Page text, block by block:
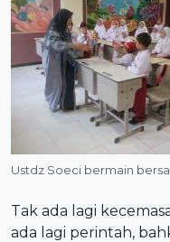
Ustdz Soeci bermain
Tak ada lagi
ada lagi perintah,